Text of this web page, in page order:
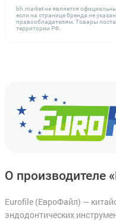
bh.market не является
если на странице бренда не
правообладателям. Товары
территории РФ.
О производителе
Eurofile (ЕвроФайл) —
эндодонтических